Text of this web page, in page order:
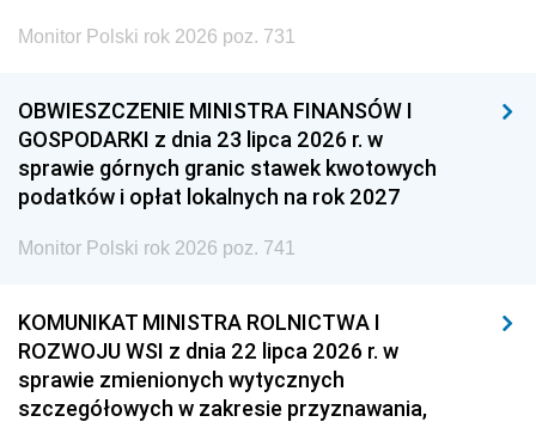
Monitor Polski rok 2026 poz. 731
OBWIESZCZENIE MINISTRA FINANSÓW I
GOSPODARKI z dnia 23 lipca 2026 r. w
sprawie górnych granic stawek kwotowych
podatków i opłat lokalnych na rok 2027
Monitor Polski rok 2026 poz. 741
KOMUNIKAT MINISTRA ROLNICTWA I
ROZWOJU WSI z dnia 22 lipca 2026 r. w
sprawie zmienionych wytycznych
szczegółowych w zakresie przyznawania,